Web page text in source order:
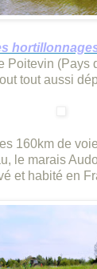
Poitevin (Pays
tout aussi
160km de
le marais
et habité en